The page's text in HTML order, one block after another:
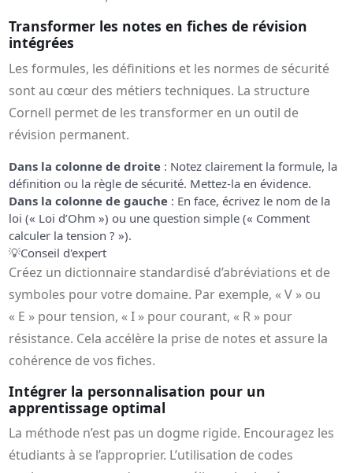
Transformer les notes en fiches de révision
intégrées
Les formules, les définitions et les normes de sécurité
sont au cœur des métiers techniques. La structure
Cornell permet de les transformer en un outil de
révision permanent.
Dans la colonne de droite : Notez clairement la formule, la
définition ou la règle de sécurité. Mettez-la en évidence.
Dans la colonne de gauche : En face, écrivez le nom de la
loi (« Loi d’Ohm ») ou une question simple (« Comment
calculer la tension ? »).
💡Conseil d'expert
Créez un dictionnaire standardisé d’abréviations et de
symboles pour votre domaine. Par exemple, « V » ou
« E » pour tension, « I » pour courant, « R » pour
résistance. Cela accélère la prise de notes et assure la
cohérence de vos fiches.
Intégrer la personnalisation pour un
apprentissage optimal
La méthode n’est pas un dogme rigide. Encouragez les
étudiants à se l’approprier. L’utilisation de codes